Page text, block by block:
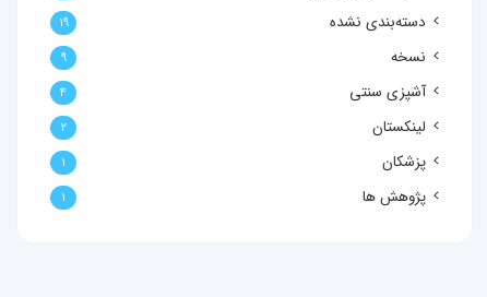
دسته‌بندی نشده ۱۹
نسخه ۹
آشپزی سنتی ۴
لینکستان ۲
پزشکان ۱
پژوهش ها ۱